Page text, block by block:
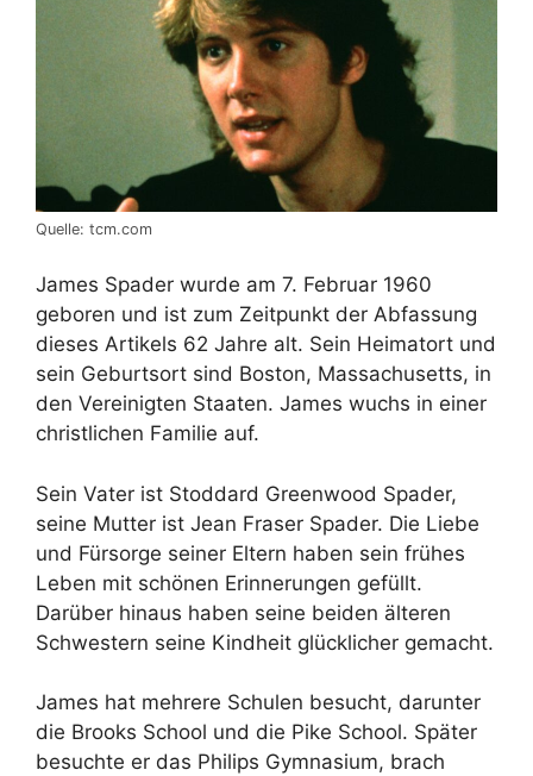
Quelle: tcm.com
James Spader wurde am 7. Februar 1960
geboren und ist zum Zeitpunkt der Abfassung
dieses Artikels 62 Jahre alt. Sein Heimatort und
sein Geburtsort sind Boston, Massachusetts, in
den Vereinigten Staaten. James wuchs in einer
christlichen Familie auf.
Sein Vater ist Stoddard Greenwood Spader,
seine Mutter ist Jean Fraser Spader. Die Liebe
und Fürsorge seiner Eltern haben sein frühes
Leben mit schönen Erinnerungen gefüllt.
Darüber hinaus haben seine beiden älteren
Schwestern seine Kindheit glücklicher gemacht.
James hat mehrere Schulen besucht, darunter
die Brooks School und die Pike School. Später
besuchte er das Philips Gymnasium, brach